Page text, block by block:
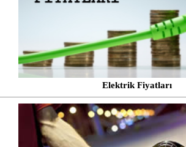
Elektrik Fiyatları